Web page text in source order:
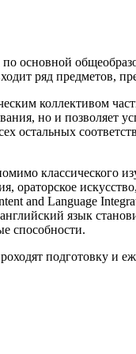
основной
ряд предметов,
коллективом
но и
остальных
клас­си­че­ского
ораторское
and Language
язык
способности.
подготовку и